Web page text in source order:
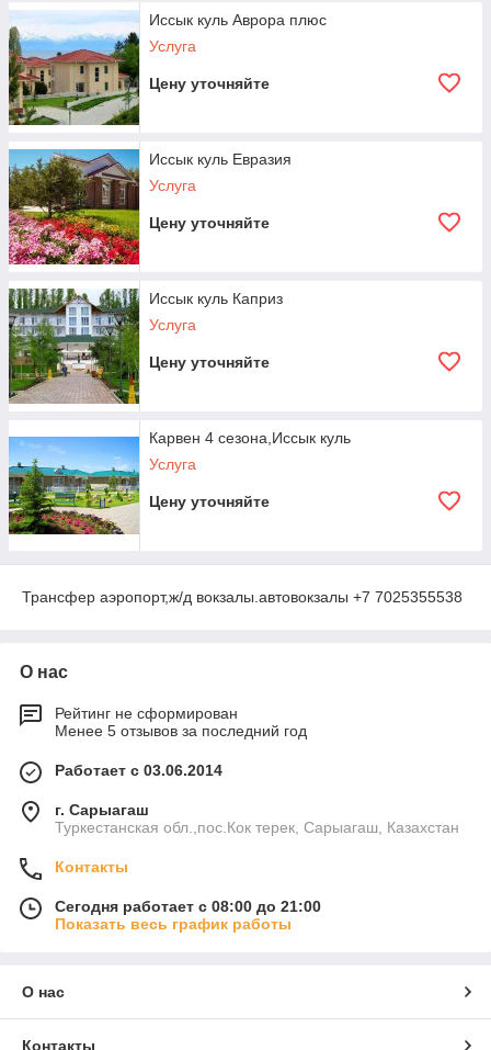
Иссык куль Аврора плюс
Услуга
Цену уточняйте
Иссык куль Евразия
Услуга
Цену уточняйте
Иссык куль Каприз
Услуга
Цену уточняйте
Карвен 4 сезона,Иссык куль
Услуга
Цену уточняйте
Трансфер аэропорт,ж/д вокзалы.автовокзалы +7 7025355538
О нас
Рейтинг не сформирован
Менее 5 отзывов за последний год
Работает с 03.06.2014
г. Сарыагаш
Туркестанская обл.,пос.Кок терек, Сарыагаш, Казахстан
Контакты
Сегодня работает с 08:00 до 21:00
Показать весь график работы
О нас
Контакты